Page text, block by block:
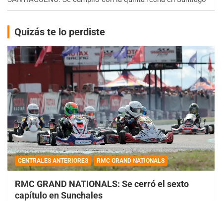
Quizás te lo perdiste
CENTRALES ANTERIORES RMC GRAND NATIONALS
RMC GRAND NATIONALS: Se cerró el sexto
capítulo en Sunchales